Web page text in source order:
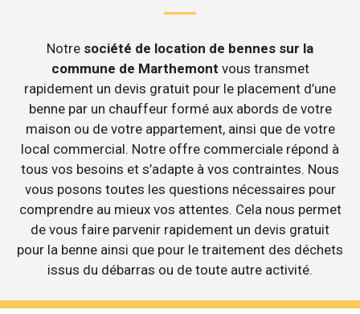
Notre société de location de bennes sur la
commune de Marthemont vous transmet
rapidement un devis gratuit pour le placement d’une
benne par un chauffeur formé aux abords de votre
maison ou de votre appartement, ainsi que de votre
local commercial. Notre offre commerciale répond à
tous vos besoins et s’adapte à vos contraintes. Nous
vous posons toutes les questions nécessaires pour
comprendre au mieux vos attentes. Cela nous permet
de vous faire parvenir rapidement un devis gratuit
pour la benne ainsi que pour le traitement des déchets
issus du débarras ou de toute autre activité.